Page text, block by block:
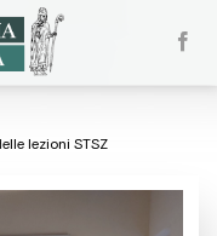
lezioni STSZ